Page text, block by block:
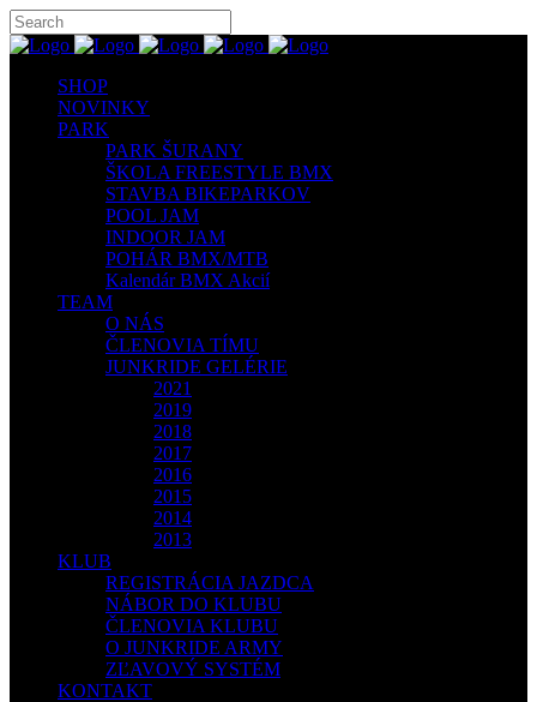
SHOP
NOVINKY
PARK
PARK ŠURANY
ŠKOLA FREESTYLE BMX
STAVBA BIKEPARKOV
POOL JAM
INDOOR JAM
POHÁR BMX/MTB
Kalendár BMX Akcií
TEAM
O NÁS
ČLENOVIA TÍMU
JUNKRIDE GELÉRIE
2021
2019
2018
2017
2016
2015
2014
2013
KLUB
REGISTRÁCIA JAZDCA
NÁBOR DO KLUBU
ČLENOVIA KLUBU
O JUNKRIDE ARMY
ZĽAVOVÝ SYSTÉM
KONTAKT